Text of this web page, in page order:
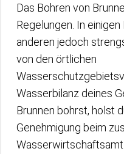
Das Bohren von
Regelungen. In
anderen jedoch
von den örtlichen
Wasserbilanz deines
Brunnen bohrst, holst
Genehmigung beim